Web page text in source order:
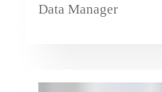
Data Manager